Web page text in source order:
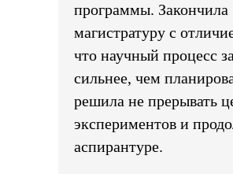
программы. Закончила
магистратуру с
что научный процесс
сильнее, чем
решила не прерывать
экспериментов и
аспирантуре.